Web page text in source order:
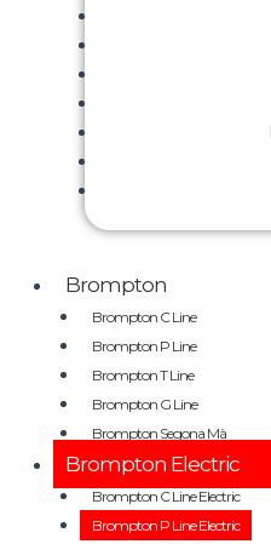
Brompton
Brompton C Line
Brompton P Line
Brompton T Line
Brompton G Line
Brompton Segona Mà
Brompton Electric
Brompton C Line Electric
Brompton P Line Electric